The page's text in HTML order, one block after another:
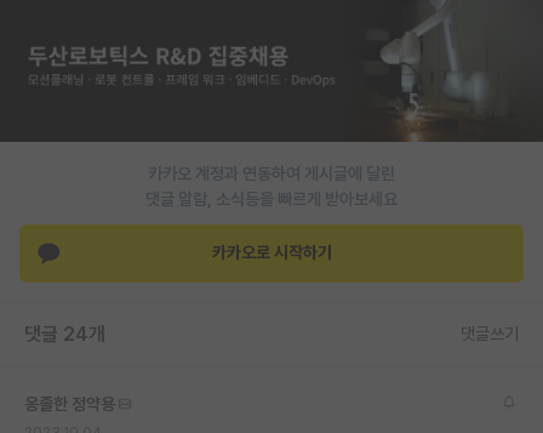
홍보 게시판
유학교육
반도체 아카데미
카카오 계정과 연동하여 게시글에 달린
댓글 알람, 소식등을 빠르게 받아보세요
카카오로 시작하기
댓글 24개 댓글쓰기
옹졸한 정약용